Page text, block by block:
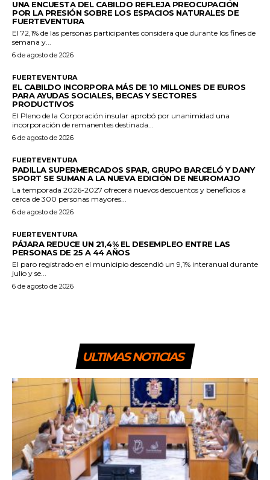
UNA ENCUESTA DEL CABILDO REFLEJA PREOCUPACIÓN
POR LA PRESIÓN SOBRE LOS ESPACIOS NATURALES DE
FUERTEVENTURA
El 72,1% de las personas participantes considera que durante los fines de
semana y...
6 de agosto de 2026
FUERTEVENTURA
EL CABILDO INCORPORA MÁS DE 10 MILLONES DE EUROS
PARA AYUDAS SOCIALES, BECAS Y SECTORES
PRODUCTIVOS
El Pleno de la Corporación insular aprobó por unanimidad una
incorporación de remanentes destinada...
6 de agosto de 2026
FUERTEVENTURA
PADILLA SUPERMERCADOS SPAR, GRUPO BARCELÓ Y DANY
SPORT SE SUMAN A LA NUEVA EDICIÓN DE NEUROMAJO
La temporada 2026-2027 ofrecerá nuevos descuentos y beneficios a
cerca de 300 personas mayores...
6 de agosto de 2026
FUERTEVENTURA
PÁJARA REDUCE UN 21,4% EL DESEMPLEO ENTRE LAS
PERSONAS DE 25 A 44 AÑOS
El paro registrado en el municipio descendió un 9,1% interanual durante
julio y se...
6 de agosto de 2026
ULTIMAS NOTICIAS